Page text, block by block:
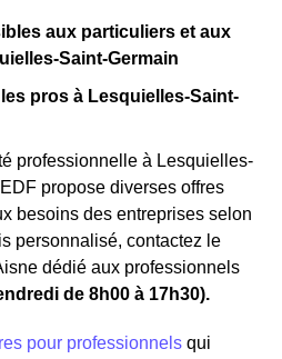
aux particuliers et aux
Saint-Germain
pros à Lesquielles-Saint-
professionnelle à Lesquielles-
propose diverses offres
besoins des entreprises selon
personnalisé, contactez le
dédié aux professionnels
de 8h00 à 17h30).
pour professionnels qui